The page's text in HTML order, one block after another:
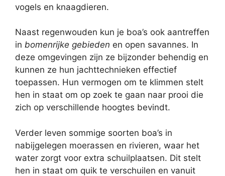
vogels en knaagdieren.
Naast regenwouden kun je boa’s ook aantreffen
in bomenrijke gebieden en open savannes. In
deze omgevingen zijn ze bijzonder behendig en
kunnen ze hun jachttechnieken effectief
toepassen. Hun vermogen om te klimmen stelt
hen in staat om op zoek te gaan naar prooi die
zich op verschillende hoogtes bevindt.
Verder leven sommige soorten boa’s in
nabijgelegen moerassen en rivieren, waar het
water zorgt voor extra schuilplaatsen. Dit stelt
hen in staat om quik te verschuilen en vanuit